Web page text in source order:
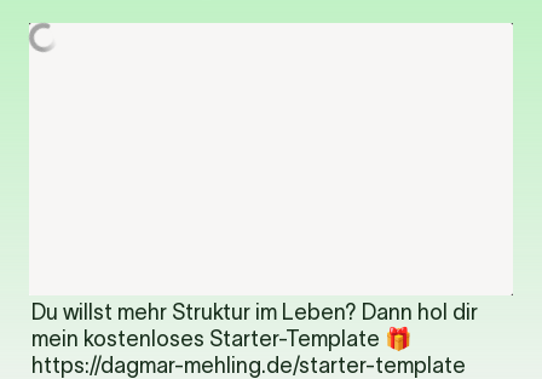
Du willst mehr Struktur im Leben? Dann hol dir
mein kostenloses Starter-Template 🎁
https://dagmar-mehling.de/starter-template